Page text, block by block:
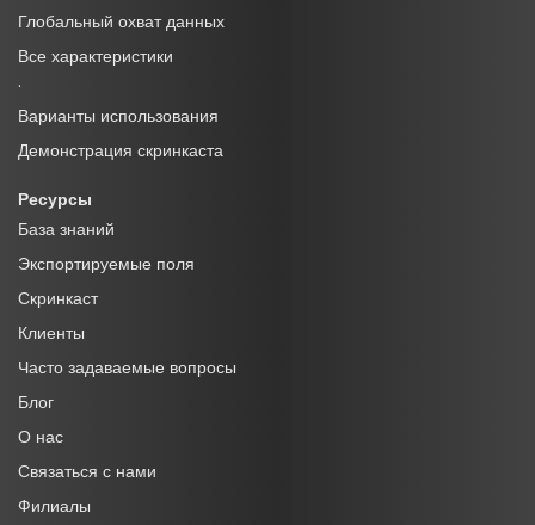
Глобальный охват данных
Все характеристики
·
Варианты использования
Демонстрация скринкаста
Ресурсы
База знаний
Экспортируемые поля
Скринкаст
Клиенты
Часто задаваемые вопросы
Блог
О нас
Связаться с нами
Филиалы